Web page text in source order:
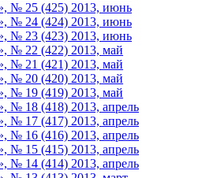
№ 25 (425) 2013, июнь
№ 24 (424) 2013, июнь
№ 23 (423) 2013, июнь
№ 22 (422) 2013, май
№ 21 (421) 2013, май
№ 20 (420) 2013, май
№ 19 (419) 2013, май
№ 18 (418) 2013, апрель
№ 17 (417) 2013, апрель
№ 16 (416) 2013, апрель
№ 15 (415) 2013, апрель
№ 14 (414) 2013, апрель